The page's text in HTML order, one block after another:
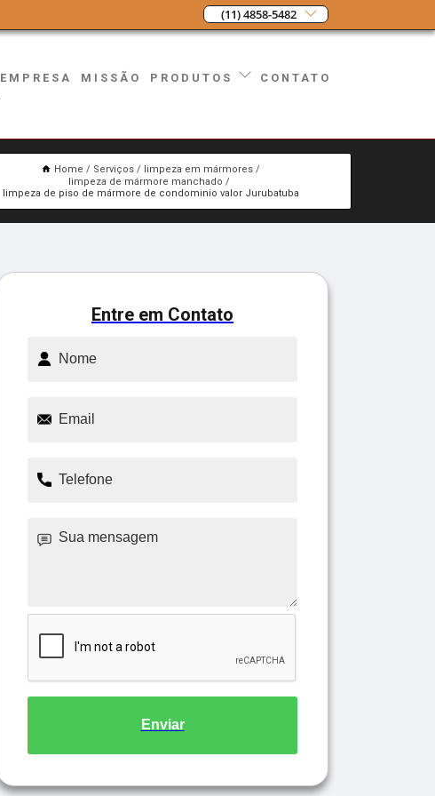
(11) 4858-5482
EMPRESA MISSÃO PRODUTOS CONTATO
Home Serviços
limpeza em mármores
limpeza de mármore manchado
limpeza de piso de mármore de condominio valor Jurubatuba
Entre em Contato
Enviar